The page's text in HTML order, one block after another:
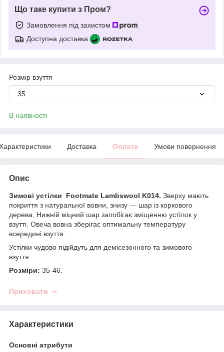
Що таке купити з Пром?
Замовлення під захистом
Доступна доставка
Розмір взуття
35
В наявності
Доставка Оплата Умови повернення
Опис
Зимові устілки Footmate Lambswool K014. Зверху мають
покриття з натуральної вовни, знизу — шар із коркового
дерева. Нижній міцний шар запобігає зміщенню устілок у
взутті. Овеча вовна зберігає оптимальну температуру
всередині взуття.
Устілки чудово підійдуть для демісезонного та зимового
взуття.
Розміри: 35-46.
Приховати
Характеристики
Основні атрибути